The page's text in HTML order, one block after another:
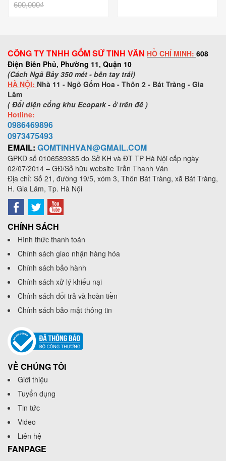
600,000₫
CÔNG TY TNHH GỐM SỨ TINH VÂN HỒ CHÍ MINH: 608
Điện Biên Phủ, Phường 11, Quận 10
(Cách Ngã Bảy 350 mét - bên tay trái)
HÀ NỘI: Nhà 11 - Ngõ Gốm Hoa - Thôn 2 - Bát Tràng - Gia
Lâm
( Đối diện cổng khu Ecopark - ở trên đê )
Hotline:
0986469896
0973475493
EMAIL: GOMTINHVAN@GMAIL.COM
GPKD số 0106589385 do Sở KH và ĐT TP Hà Nội cấp ngày
02/07/2014 – GĐ/Sở hữu website Trần Thanh Vân
Địa chỉ: Số 21, đường 19/5, xóm 3, Thôn Bát Tràng, xã Bát Tràng,
H. Gia Lâm, Tp. Hà Nội
CHÍNH SÁCH
Hình thức thanh toán
Chính sách giao nhận hàng hóa
Chính sách bảo hành
Chính sách xử lý khiếu nại
Chính sách đổi trả và hoàn tiền
Chính sách bảo mật thông tin
VỀ CHÚNG TÔI
Giới thiệu
Tuyển dụng
Tin tức
Video
Liên hệ
FANPAGE